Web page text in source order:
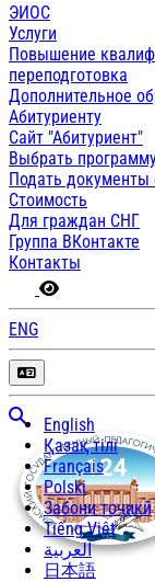
ЭИОС
Услуги
Повышение
переподготовка
Дополнительное
Абитуриенту
Сайт "Абитуриент"
Выбрать
Подать документы
Стоимость
Для граждан СНГ
Группа ВКонтакте
Контакты
ENG
English
Қазақ тілі
Français
Polski
Забони тоҷикӣ
Tiếng Việt
العربية
日本語